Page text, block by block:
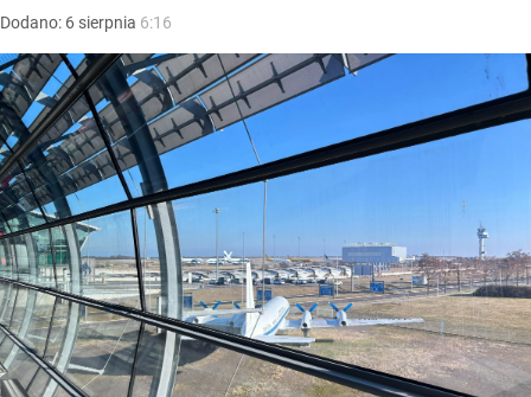
Dodano: 6 sierpnia 6:16